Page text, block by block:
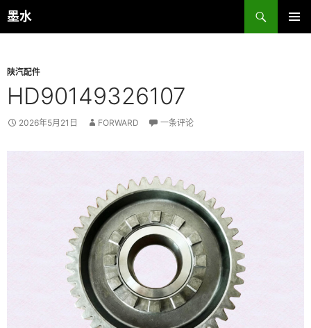
跳
至
墨水
搜
索
陕汽配件
HD90149326107
2026年5月21日 FORWARD 一条评论